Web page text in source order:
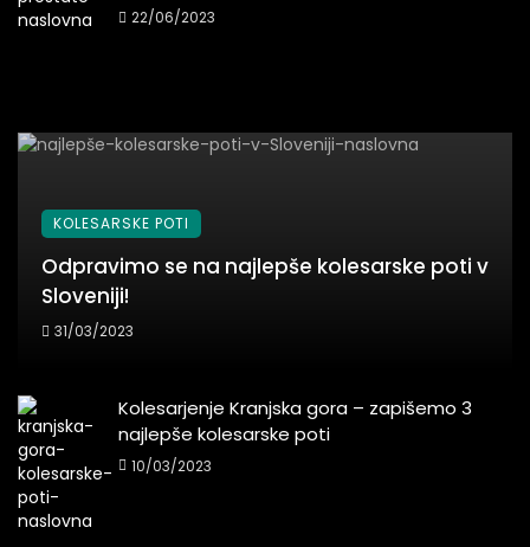
22/06/2023
KOLESARSKE POTI
Odpravimo se na najlepše kolesarske poti v
Sloveniji!
31/03/2023
Kolesarjenje Kranjska gora – zapišemo 3
najlepše kolesarske poti
10/03/2023